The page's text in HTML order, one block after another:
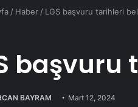
/ Haber / LGS başvuru tarihleri
BAYRAM Mart 12, 2024